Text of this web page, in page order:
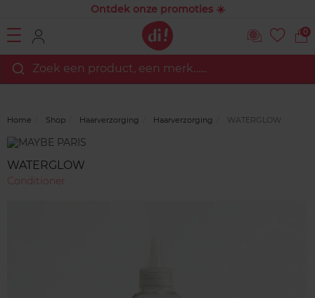
Ontdek onze promoties ☀️
0
Zoek een product, een merk…...
Home Shop Haarverzorging Haarverzorging WATERGLOW
Merk
WATERGLOW
Conditioner